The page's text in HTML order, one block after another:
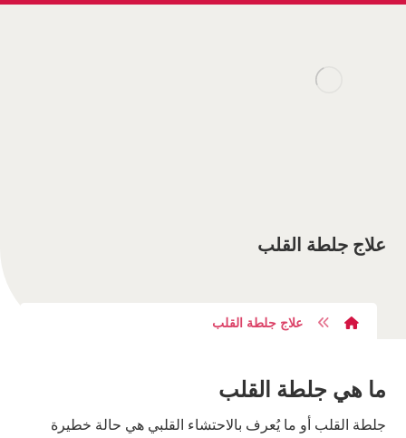
علاج جلطة القلب
علاج جلطة القلب
ما هي جلطة القلب
جلطة القلب أو ما يُعرف بالاحتشاء القلبي هي حالة خطيرة